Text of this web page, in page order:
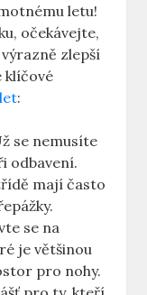
letu!
očekávejte,
zlepší
klíčové
:
se nemusíte
odbavení.
mají často
se na
je většinou
pro nohy.